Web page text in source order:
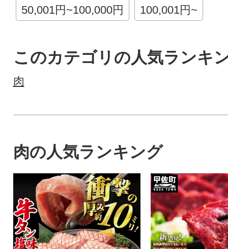
50,001円~100,000円 100,001円~
このカテゴリの人気ランキ
肉
肉の人気ランキング